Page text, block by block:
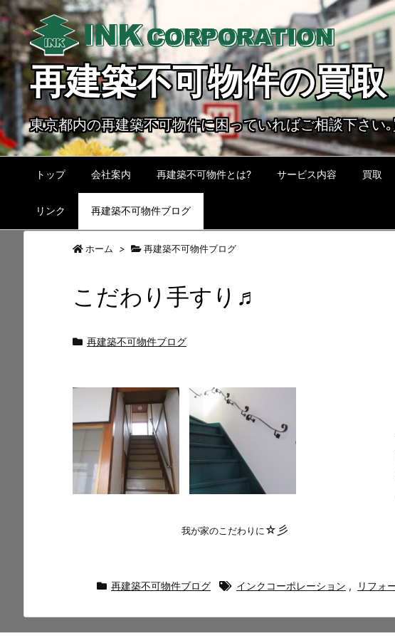
再建築不可物件の買
東京都内の再建築不可物件に困っていればご相談下さ
トップ 会社案内 再建築不可物件とは? サービス内容 買取
リンク 再建築不可物件ブログ
ホーム > 再建築不可物件ブログ
こだわり手すり♬
再建築不可物件ブログ
我が家のこだわりに ☆彡
再建築不可物件ブログ インクコーポレーション , リフォ